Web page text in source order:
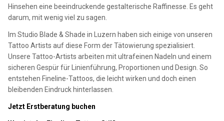
Hinsehen eine beeindruckende gestalterische Raffinesse. Es geht
darum, mit wenig viel zu sagen.
Im Studio Blade & Shade in Luzern haben sich einige von unseren
Tattoo Artists auf diese Form der Tätowierung spezialisiert.
Unsere Tattoo-Artists arbeiten mit ultrafeinen Nadeln und einem
sicheren Gespür für Linienführung, Proportionen und Design. So
entstehen Fineline-Tattoos, die leicht wirken und doch einen
bleibenden Eindruck hinterlassen.
Jetzt Erstberatung buchen